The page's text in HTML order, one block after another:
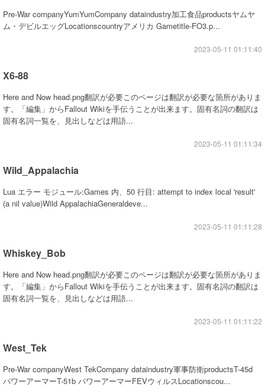
Pre-War companyYumYumCompany dataindustry加工食品productsヤムヤ
ム・デビルエッグLocationscountryアメリカ Gametitle-FO3.p...
2023-05-11 01:11:40
X6-88
Here and Now head.png翻訳が必要このページは翻訳が必要な箇所がありま
す。「編集」からFallout Wikiを手伝うことが出来ます。固有名詞の翻訳は
固有名詞一覧を、見出しなどは用語...
2023-05-11 01:11:34
Wild_Appalachia
Lua エラー モジュール:Games 内、50 行目: attempt to index local 'result'
(a nil value)Wild AppalachiaGeneraldeve...
2023-05-11 01:11:28
Whiskey_Bob
Here and Now head.png翻訳が必要このページは翻訳が必要な箇所がありま
す。「編集」からFallout Wikiを手伝うことが出来ます。固有名詞の翻訳は
固有名詞一覧を、見出しなどは用語...
2023-05-11 01:11:22
West_Tek
Pre-War companyWest TekCompany dataindustry軍事防衛productsT-45d
パワーアーマーT-51b パワーアーマーFEVウィルスLocationscou...